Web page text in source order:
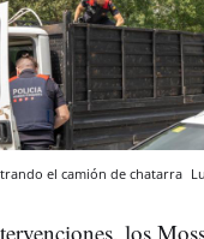
el camión de chatarra
los